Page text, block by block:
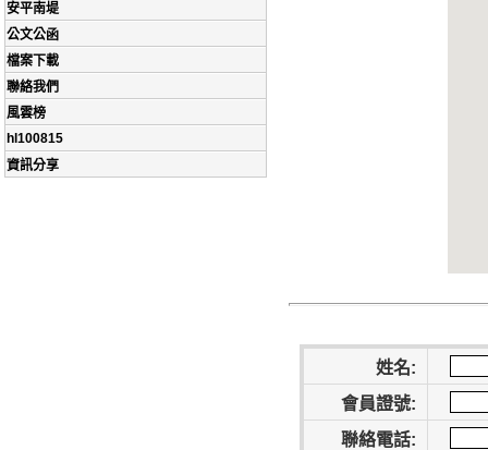
安平南堤
公文公函
檔案下載
聯絡我們
風雲榜
hl100815
資訊分享
姓名:
會員證號:
聯絡電話: